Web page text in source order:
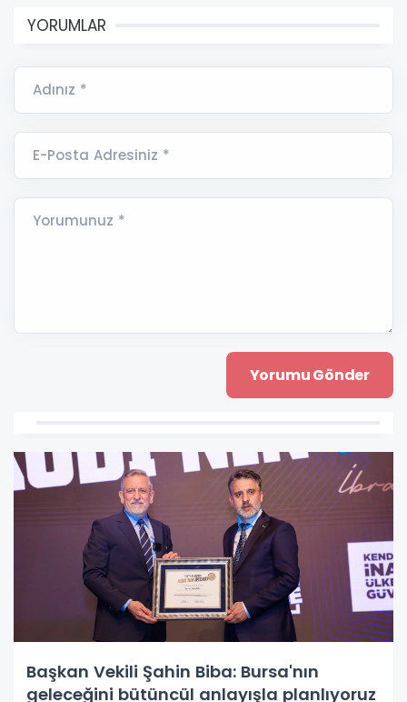
YORUMLAR
Adınız *
E-Posta Adresiniz *
Yorumunuz *
Başkan Vekili Şahin Biba: Bursa'nın
geleceğini bütüncül anlayışla planlıyoruz